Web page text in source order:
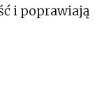
i poprawiają